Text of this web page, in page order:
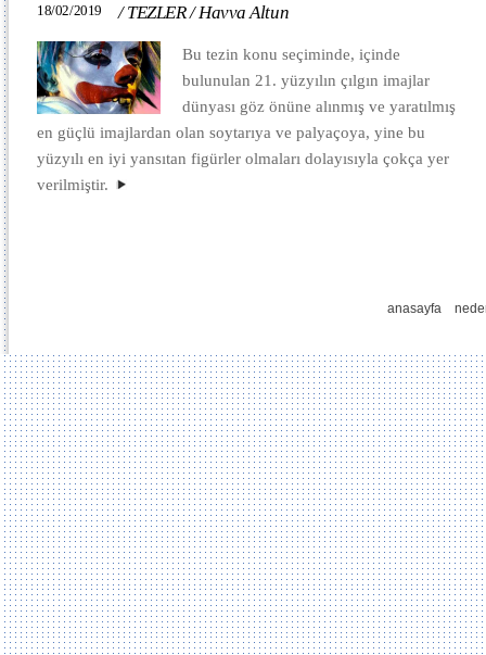
18/02/2019 /TEZLER /Havva Altun
Bu tezin konu seçiminde, içinde
bulunulan 21. yüzyılın çılgın imajlar
dünyası göz önüne alınmış ve yaratılmış
en güçlü imajlardan olan soytarıya ve palyaçoya, yine bu
yüzyılı en iyi yansıtan figürler olmaları dolayısıyla çokça yer
verilmiştir.
anasayfa